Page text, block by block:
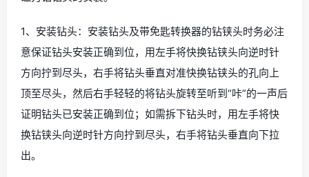
1、安装钻头：安装钻头及带免匙转换器的钻铗头时务必注
意保证钻头安装正确到位，用左手将快换钻铗头向逆时针
方向拧到尽头，右手将钻头垂直对准快换钻铗头的孔向上
顶至尽头，然后右手轻轻的将钻头旋转至听到“咔”的一声后
证明钻头已安装正确到位；如需拆下钻头时，用左手将快
换钻铗头向逆时针方向拧到尽头，右手将钻头垂直向下拉
出。